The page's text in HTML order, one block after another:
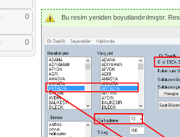
0
0
Bu resim yeniden boyutlandırılmıştır.